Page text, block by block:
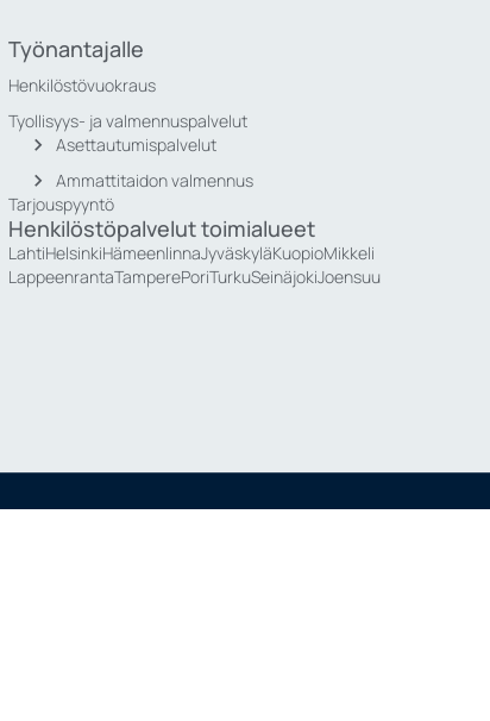
Työnantajalle
Henkilöstövuokraus
Tyollisyys- ja valmennuspalvelut
Asettautumispalvelut
Ammattitaidon valmennus
Tarjouspyyntö
Henkilöstöpalvelut toimialueet
LahtiHelsinkiHämeenlinnaJyväskyläKuopioMikkeli
LappeenrantaTamperePoriTurkuSeinäjokiJoensuu